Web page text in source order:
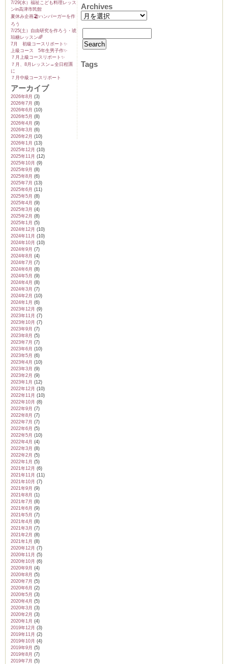
7/29(水）福祉こども料理レッス
ンin高津市民館
夏休み企画🏖️ハンバーガーを作
ろう
7/25(土）自由研究を作ろう・琥
珀糖レッスン🌈
7月 初級コースリポート✨️
上級コース 5年生男子作✨️
７月上級コースリポート✨️
７月、8月レッスン→全日程🈵
に
７月中級コースリポート
アーカイブ
2026年8月 (3)
2026年7月 (8)
2026年6月 (10)
2026年5月 (8)
2026年4月 (9)
2026年3月 (6)
2026年2月 (10)
2026年1月 (13)
2025年12月 (10)
2025年11月 (12)
2025年10月 (9)
2025年9月 (8)
2025年8月 (6)
2025年7月 (13)
2025年6月 (11)
2025年5月 (8)
2025年4月 (9)
2025年3月 (4)
2025年2月 (8)
2025年1月 (5)
2024年12月 (10)
2024年11月 (10)
2024年10月 (10)
2024年9月 (7)
2024年8月 (4)
2024年7月 (7)
2024年6月 (8)
2024年5月 (9)
2024年4月 (8)
2024年3月 (7)
2024年2月 (10)
2024年1月 (6)
2023年12月 (9)
2023年11月 (7)
2023年10月 (7)
2023年9月 (7)
2023年8月 (5)
2023年7月 (7)
2023年6月 (10)
2023年5月 (6)
2023年4月 (10)
2023年3月 (9)
2023年2月 (9)
2023年1月 (12)
2022年12月 (10)
2022年11月 (10)
2022年10月 (8)
2022年9月 (7)
2022年8月 (7)
2022年7月 (7)
2022年6月 (5)
2022年5月 (10)
2022年4月 (4)
2022年3月 (8)
2022年2月 (5)
2022年1月 (5)
2021年12月 (6)
2021年11月 (11)
2021年10月 (7)
2021年9月 (9)
2021年8月 (1)
2021年7月 (8)
2021年6月 (9)
2021年5月 (7)
2021年4月 (8)
2021年3月 (7)
2021年2月 (8)
2021年1月 (8)
2020年12月 (7)
2020年11月 (5)
2020年10月 (6)
2020年9月 (4)
2020年8月 (5)
2020年7月 (5)
2020年6月 (2)
2020年5月 (3)
2020年4月 (5)
2020年3月 (3)
2020年2月 (3)
2020年1月 (4)
2019年12月 (3)
2019年11月 (2)
2019年10月 (4)
2019年9月 (5)
2019年8月 (7)
2019年7月 (5)
Archives
Tags